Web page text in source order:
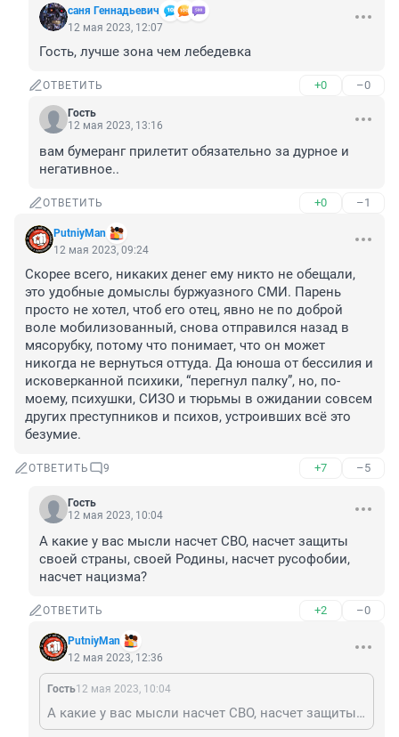
саня Геннадьевич
12 мая 2023, 12:07
Гость, лучше зона чем лебедевка
ОТВЕТИТЬ +0 –0
Гость
12 мая 2023, 13:16
вам бумеранг прилетит обязательно за дурное и
негативное..
ОТВЕТИТЬ +0 –1
PutniyMan
12 мая 2023, 09:24
Скорее всего, никаких денег ему никто не обещали,
это удобные домыслы буржуазного СМИ. Парень
просто не хотел, чтоб его отец, явно не по доброй
воле мобилизованный, снова отправился назад в
мясорубку, потому что понимает, что он может
никогда не вернуться оттуда. Да юноша от бессилия и
исковерканной психики, “перегнул палку”, но, по-
моему, психушки, СИЗО и тюрьмы в ожидании совсем
других преступников и психов, устроивших всё это
безумие.
ОТВЕТИТЬ 9 +7 –5
Гость
12 мая 2023, 10:04
А какие у вас мысли насчет СВО, насчет защиты
своей страны, своей Родины, насчет русофобии,
насчет нацизма?
ОТВЕТИТЬ +2 –0
PutniyMan
12 мая 2023, 12:36
Гость12 мая 2023, 10:04
А какие у вас мысли насчет СВО, насчет защиты своей страны, своей Родины, насчет русофобии, насчет нацизма?